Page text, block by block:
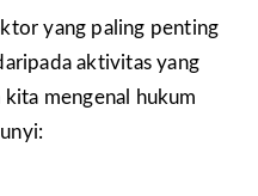
yang paling penting
aktivitas yang
mengenal hukum